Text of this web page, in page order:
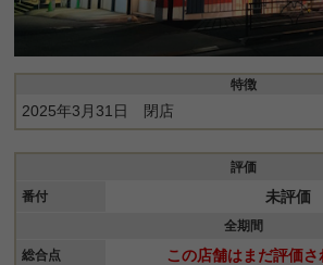
特徴
2025年3月31日 閉店
評価
番付
未評価
全期間
総合点
この店舗はまだ評価